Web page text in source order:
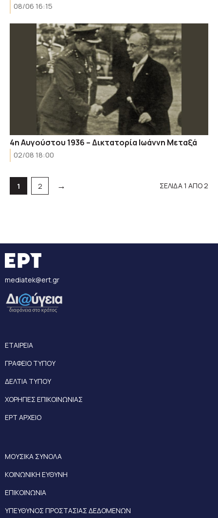
08/06 16:15
4η Αυγούστου 1936 – Δικτατορία Ιωάννη Μεταξά
02/08 18:00
Σελίδα
1 Σελίδα
2 → ΣΕΛΙΔΑ 1 ΑΠΟ 2
mediatek@ert.gr
ΕΤΑΙΡΕΙΑ
ΓΡΑΦΕΙΟ ΤΥΠΟΥ
ΔΕΛΤΙΑ ΤΥΠΟΥ
ΧΟΡΗΓΙΕΣ ΕΠΙΚΟΙΝΩΝΙΑΣ
ΕΡΤ ΑΡΧΕΙΟ
ΜΟΥΣΙΚΑ ΣΥΝΟΛΑ
ΚΟΙΝΩΝΙΚΗ ΕΥΘΥΝΗ
ΕΠΙΚΟΙΝΩΝΙΑ
ΥΠΕΥΘΥΝΟΣ ΠΡΟΣΤΑΣΙΑΣ ΔΕΔΟΜΕΝΩΝ